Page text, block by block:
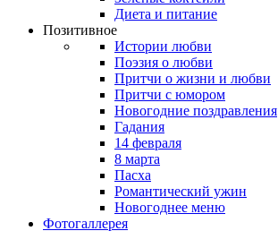
Диета и питание
Позитивное
Истории любви
Поэзия о любви
Притчи о жизни и любви
Притчи с юмором
Новогодние поздравления
Гадания
14 февраля
8 марта
Пасха
Романтический ужин
Новогоднее меню
Фотогаллерея